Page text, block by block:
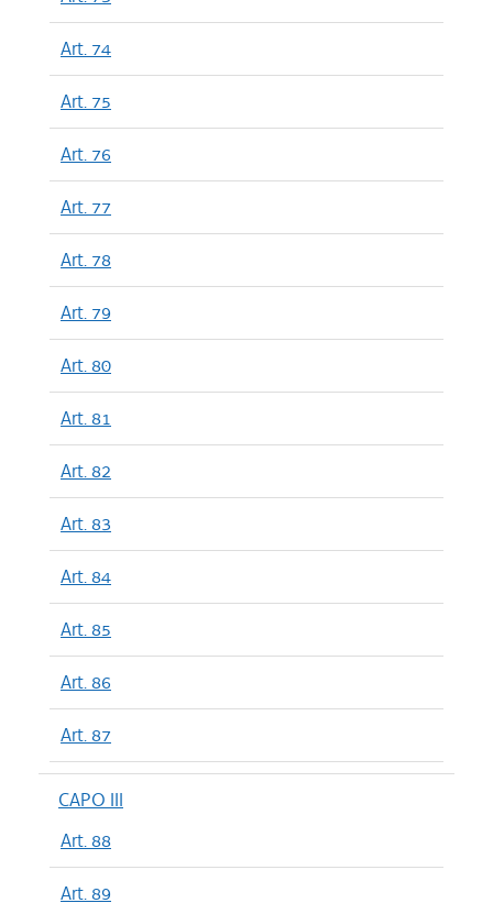
Art. 74
Art. 75
Art. 76
Art. 77
Art. 78
Art. 79
Art. 80
Art. 81
Art. 82
Art. 83
Art. 84
Art. 85
Art. 86
Art. 87
CAPO III
Art. 88
Art. 89